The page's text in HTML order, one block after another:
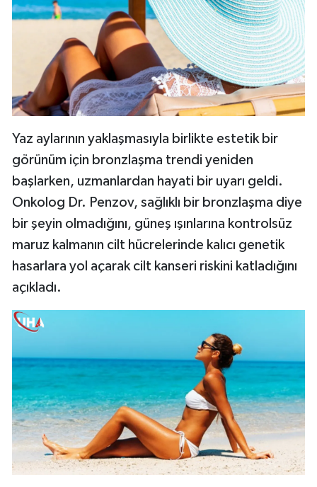
Yaz aylarının yaklaşmasıyla birlikte estetik bir
görünüm için bronzlaşma trendi yeniden
başlarken, uzmanlardan hayati bir uyarı geldi.
Onkolog Dr. Penzov, sağlıklı bir bronzlaşma diye
bir şeyin olmadığını, güneş ışınlarına kontrolsüz
maruz kalmanın cilt hücrelerinde kalıcı genetik
hasarlara yol açarak cilt kanseri riskini katladığını
açıkladı.